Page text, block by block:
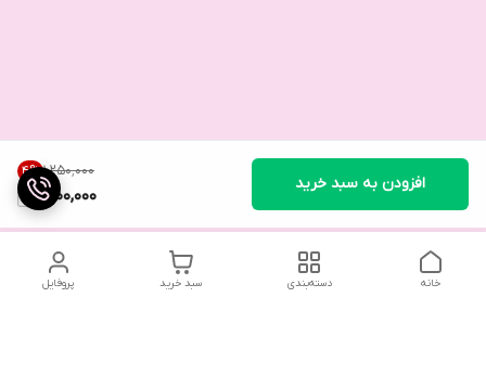
۱٬۲۵۰٬۰۰۰ 4%
1,200,000
افزودن به سبد خرید
پروفایل سبد خرید دسته‌بندی خانه